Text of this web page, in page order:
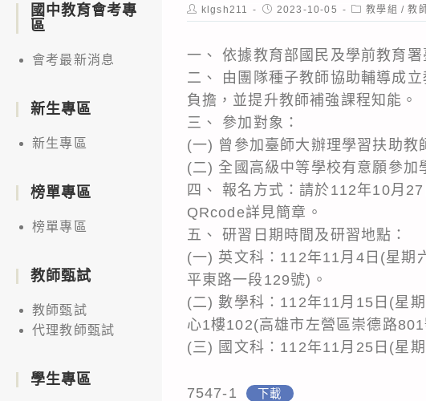
Post
author:
klgsh211
Post
published:
2023-10-05
Post
category:
教學組 / 教
一、 依據教育部國民及學前教育
二、 由團隊種子教師協助輔導成
負擔，並提升教師補強課程知能。
三、 參加對象：
(一) 曾參加臺師大辦理學習扶助教
(二) 全國高級中等學校有意願參加
四、 報名方式：請於112年10月
QRcode詳見簡章。
五、 研習日期時間及研習地點：
(一) 英文科：112年11月4日(星期
平東路一段129號)。
(二) 數學科：112年11月15日(星
心1樓102(高雄市左營區崇德路801
(三) 國文科：112年11月25日(星
7547-1 下載
國中教育會考專
區
會考最新消息
新生專區
新生專區
榜單專區
榜單專區
教師甄試
教師甄試
代理教師甄試
學生專區